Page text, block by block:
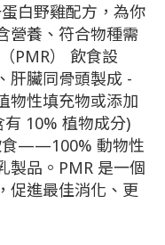
白野雞配方，為你
營養、符合物種需
PMR）
飲食設
肝臟同骨頭製成 -
物性填充物或添加
有 10% 植物成分)
食——100% 動物性
製品。 PMR 是一個
促進最佳消化、更